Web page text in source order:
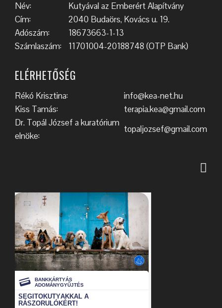
Név:
Kutyával az Emberért Alapítvány
Cím:
2040 Budaörs, Kovács u. 19.
Adószám:
18673663-1-13
Számlaszám:
11701004-20188748 (OTP Bank)
ELÉRHETŐSÉG
Rékó Krisztina:
info@kea-net.hu
Kiss Tamás:
terapia.kea@gmail.com
Dr. Topál József a kuratórium
elnöke:
topaljozsef@gmail.com